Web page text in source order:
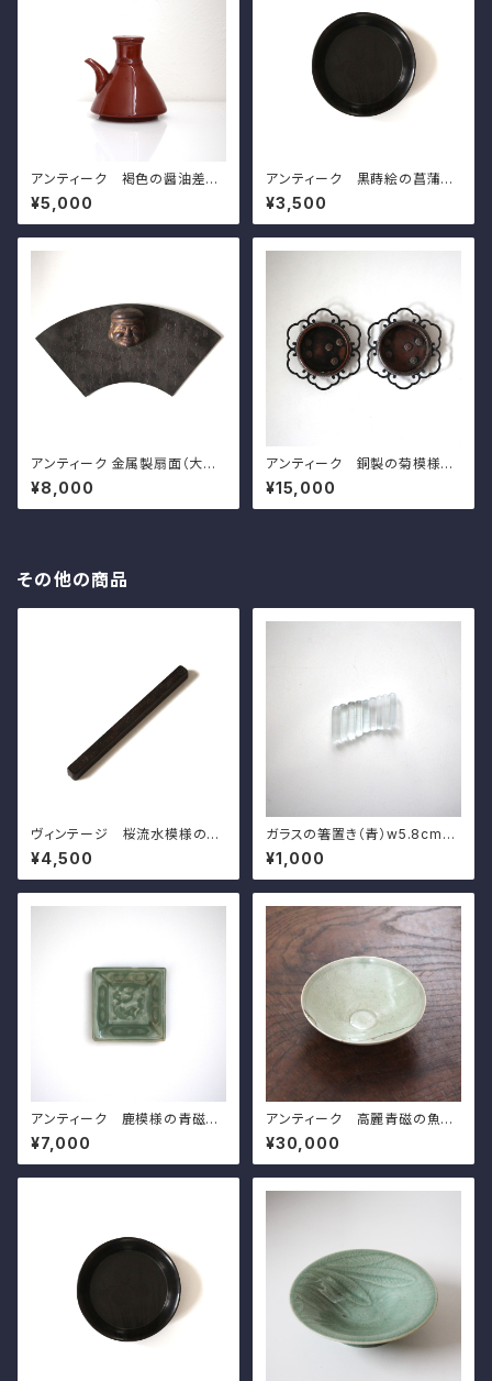
アンティーク 褐色の醤油差し
珉平焼 h8.3cm Antique Ja
panese Brown Soy Sauce
Dispenser, Minpei Ware
¥5,000
アンティーク 黒蒔絵の菖蒲模
様の小皿（その７）d11.5cm A
ntique Japanese Lacquere
d Wooden Small Dish, Iris
¥3,500
アンティーク 金属製扇面（大黒）
壁掛 ｗ31.5cm Antique Ja
panese Fan Shaped Metal
Hanging Wall Decoration w
¥8,000
アンティーク 銅製の菊模様の
引手（一対）d8.8cm Antique
Japanese Copper Flower
Shaped Hikite Door Pull H
¥15,000
その他の商品
ヴィンテージ 桜流水模様の文
鎮 l20.0cm Vintage Japan
ese Mteal Paperweight, C
arved Design of Sakura Ch
¥4,500
ガラスの箸置き（青）w5.8cm
Japanese Blue Glass Hash
ioki Chopstick Rest
¥1,000
アンティーク 鹿模様の青磁角
豆皿（その６）d7.4cm Antiqu
e Japanese Celadon Squa
re Small Dish, Deer Design
¥7,000
アンティーク 高麗青磁の魚模
様の碗 d15.9cm Antique G
oryeo Celadon Bowl, Engr
aved Design of Fish and W
¥30,000